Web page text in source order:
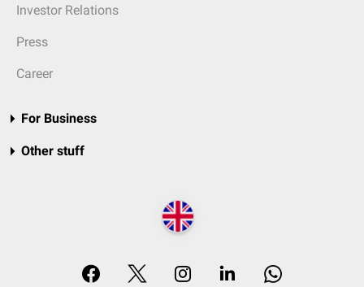
Investor Relations
Press
Career
For Business
Other stuff